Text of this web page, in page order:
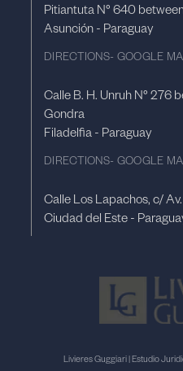
Pitiantuta N° 640
Asunción - Paraguay
DIRECTIONS- GOOGLE
Calle B. H. Unruh N° 276
Gondra
Filadelfia - Paraguay
DIRECTIONS- GOOGLE
Calle Los Lapachos, c/
Ciudad del Este -
Livieres Guggiari | Estudio